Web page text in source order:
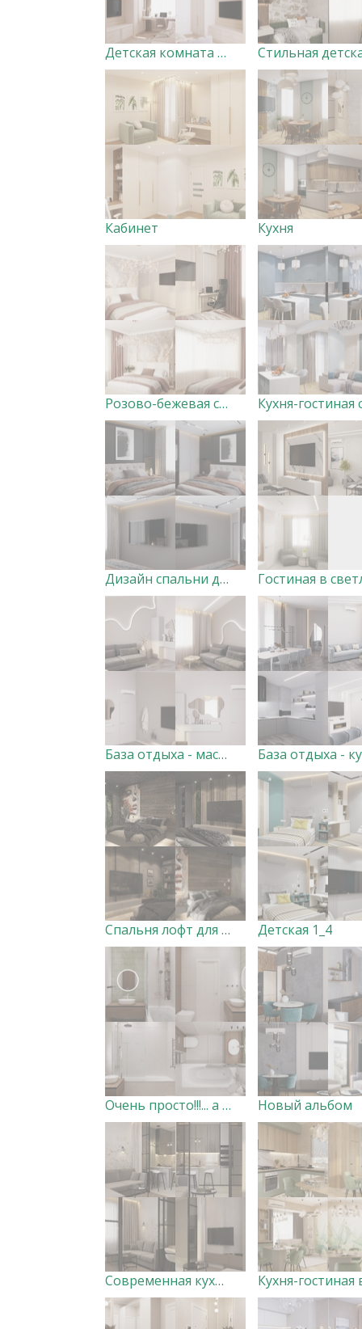
Детская комната для девочки Стильная
Кабинет Кухня
Розово-бежевая спальня
Дизайн спальни для молодой семьи
База отдыха - массажная зона
Спальня лофт для юноши Детская 1_4
Очень просто!!!... а притягивает Новый альбом
Современная кухня-гостиная